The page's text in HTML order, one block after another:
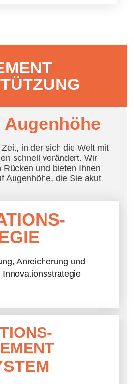
Augenhöhe
in der sich die Welt mit
schnell verändert. Wir
Rücken und bieten Ihnen
Augenhöhe, die Sie akut
Anreicherung und
Innovationsstrategie